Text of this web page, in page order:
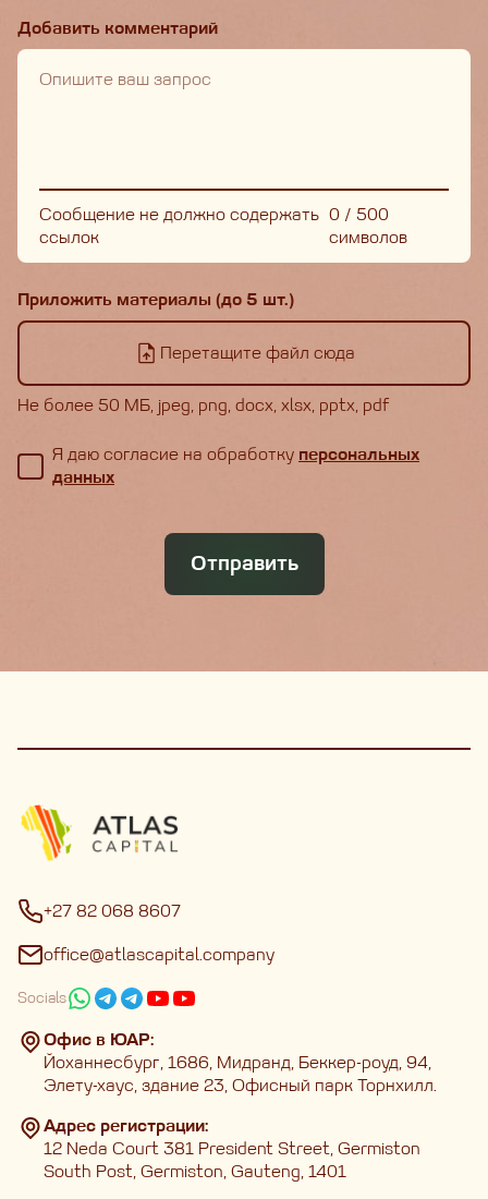
Добавить комментарий
Сообщение не должно содержать
ссылок
0 / 500
символов
Приложить материалы (до 5 шт.)
Перетащите файл сюда
Не более 50 МБ, jpeg, png, docx, xlsx, pptx, pdf
Я даю согласие на обработку персональных
данных
Отправить
+27 82 068 8607
office@atlascapital.company
Socials
Офис в ЮАР:
Йоханнесбург, 1686, Мидранд, Беккер-роуд, 94,
Элету-хаус, здание 23, Офисный парк Торнхилл.
Адрес регистрации:
12 Neda Court 381 President Street, Germiston
South Post, Germiston, Gauteng, 1401